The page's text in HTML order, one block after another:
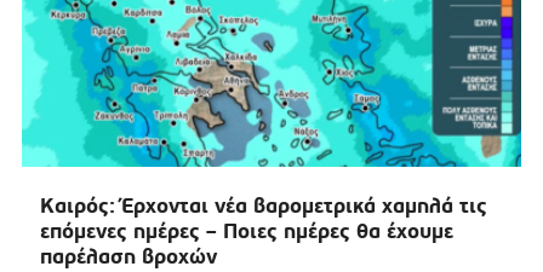
Καιρός: Έρχονται νέα βαρομετρικά χαμηλά τις
επόμενες ημέρες – Ποιες ημέρες θα έχουμε
παρέλαση βροχών